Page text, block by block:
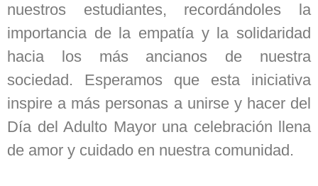
nuestros estudiantes, recordándoles la
importancia de la empatía y la solidaridad
hacia los más ancianos de nuestra
sociedad. Esperamos que esta iniciativa
inspire a más personas a unirse y hacer del
Día del Adulto Mayor una celebración llena
de amor y cuidado en nuestra comunidad.